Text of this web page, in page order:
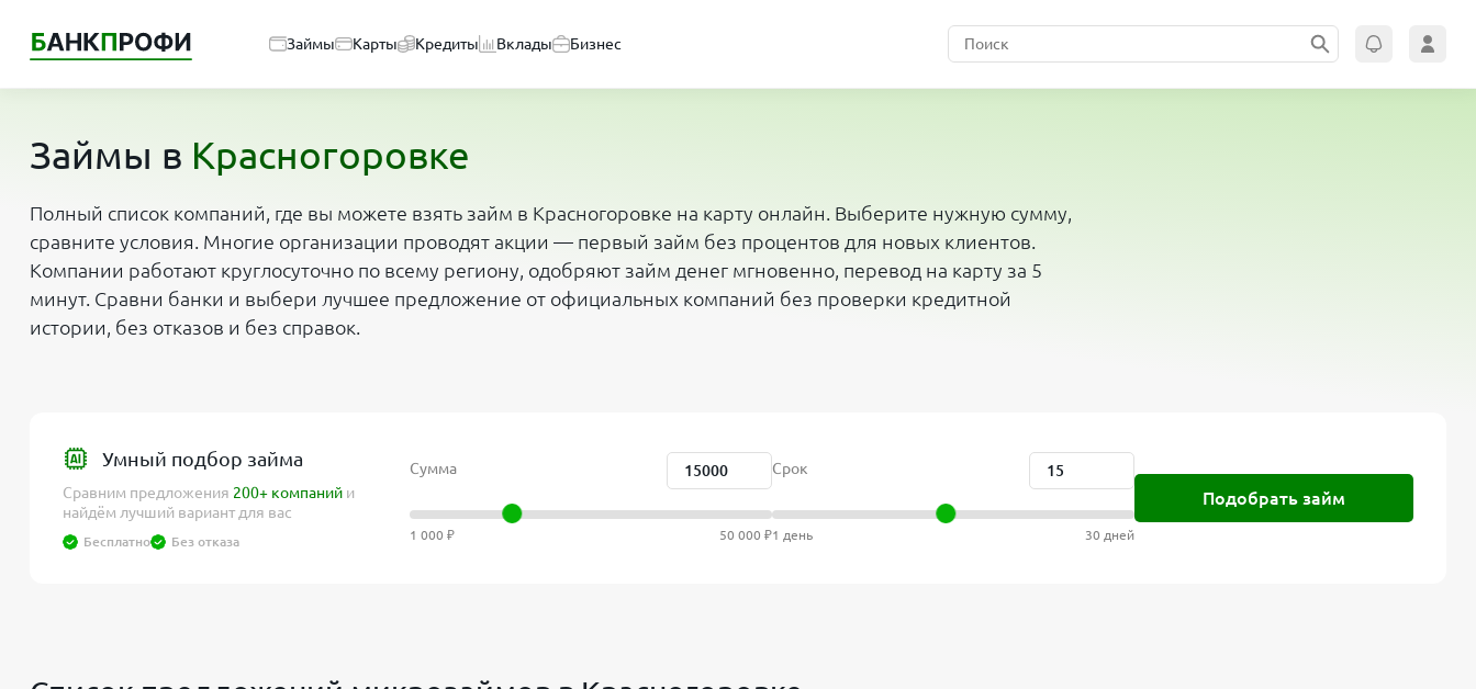
Займы Карты Кредиты Вклады Бизнес
Займы в Красногоровке
Полный список компаний, где вы можете взять займ в Красногоровке на карту онлайн. Выберите нужную сумму,
сравните условия. Многие организации проводят акции — первый займ без процентов для новых клиентов.
Компании работают круглосуточно по всему региону, одобряют займ денег мгновенно, перевод на карту за 5
минут. Сравни банки и выбери лучшее предложение от официальных компаний без проверки кредитной
истории, без отказов и без справок.
Умный подбор займа
Сравним предложения 200+ компаний и
найдём лучший вариант для вас
Бесплатно Без отказа
Сумма
1 000 ₽ 50 000 ₽
Срок
1 день 30 дней
Подобрать займ